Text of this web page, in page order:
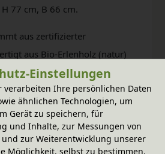
77 cm, B 66 cm.
aus zertifizierter
aus Bio-Erlenholz (natur)
Die Beschaffenheit jedes
bei BioKinder durch bioola®
colour Lasur aus natürlichen
und pflanzlichem
und speichel- sowie
Einstellungen
verarbeiten Ihre persönlichen Daten
ähnlichen Technologien, um
Gerät zu speichern, für
und Inhalte, zur Messungen von
zur Weiterentwicklung unserer
Möglichkeit, selbst zu bestimmen,